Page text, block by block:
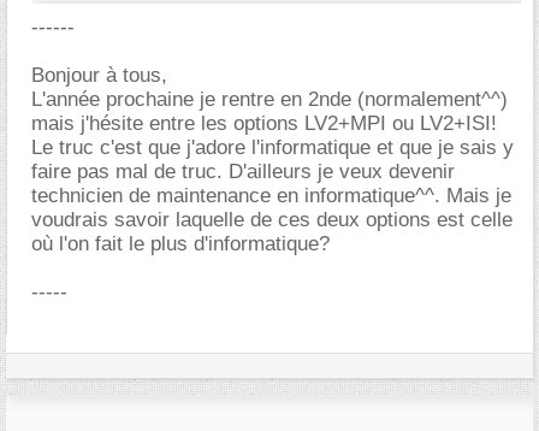
------
Bonjour à tous,
L'année prochaine je rentre en 2nde (normalement^^)
mais j'hésite entre les options LV2+MPI ou LV2+ISI!
Le truc c'est que j'adore l'informatique et que je sais y
faire pas mal de truc. D'ailleurs je veux devenir
technicien de maintenance en informatique^^. Mais je
voudrais savoir laquelle de ces deux options est celle
où l'on fait le plus d'informatique?
-----